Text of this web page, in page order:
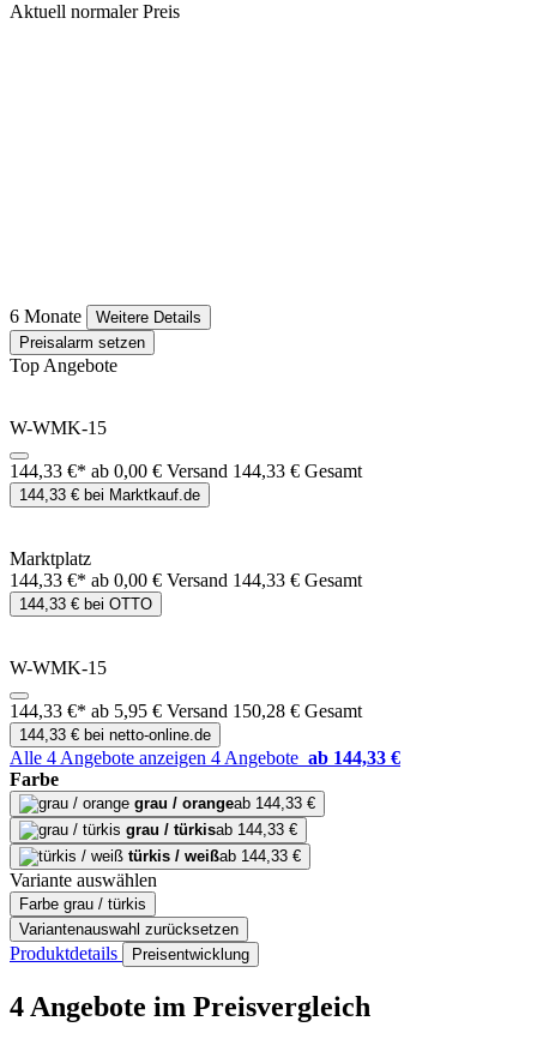
Aktuell normaler Preis
6 Monate
Weitere Details
Preisalarm setzen
Top Angebote
W-WMK-15
144,33 €* ab 0,00 € Versand 144,33 € Gesamt
144,33 € bei Marktkauf.de
Marktplatz
144,33 €* ab 0,00 € Versand 144,33 € Gesamt
144,33 € bei OTTO
W-WMK-15
144,33 €* ab 5,95 € Versand 150,28 € Gesamt
144,33 € bei netto-online.de
Alle 4 Angebote anzeigen 4 Angebote ab 144,33 €
Farbe
grau / orangeab 144,33 €
grau / türkisab 144,33 €
türkis / weißab 144,33 €
Variante auswählen
Farbe grau / türkis
Variantenauswahl zurücksetzen
Produktdetails Preisentwicklung
4 Angebote im Preisvergleich